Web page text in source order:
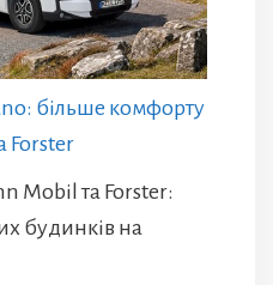
більше комфорту
Forster
Mobil та Forster:
будинків на